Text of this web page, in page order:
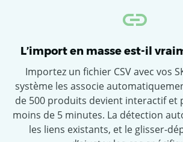
L’import en masse est-il
Importez un fichier CSV avec vos
système les associe
de 500 produits devient interactif et
moins de 5 minutes. La détection
les liens existants, et le glisser-